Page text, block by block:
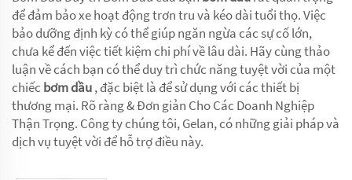
để đảm bảo xe hoạt động trơn tru và kéo dài tuổi thọ. Việc
bảo dưỡng định kỳ có thể giúp ngăn ngừa các sự cố lớn,
chưa kể đến việc tiết kiệm chi phí về lâu dài. Hãy cùng thảo
luận về cách bạn có thể duy trì chức năng tuyệt vời của một
chiếc bơm dầu, đặc biệt là để sử dụng với các thiết bị
thương mại. Rõ ràng & Đơn giản Cho Các Doanh Nghiệp
Thận Trọng. Công ty chúng tôi, Gelan, có những giải pháp và
dịch vụ tuyệt vời để hỗ trợ điều này.